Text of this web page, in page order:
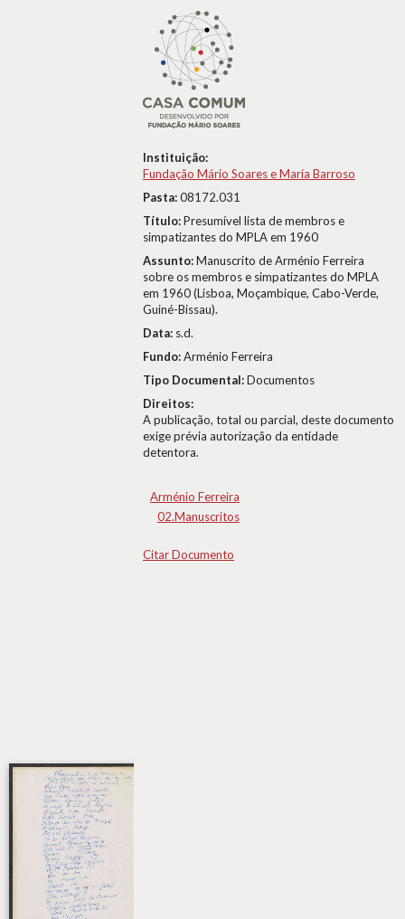
Instituição:
Fundação Mário Soares e Maria Barroso
Pasta:08172.031
Título:Presumível lista de membros e
simpatizantes do MPLA em 1960
Assunto:Manuscrito de Arménio Ferreira
sobre os membros e simpatizantes do MPLA
em 1960 (Lisboa, Moçambique, Cabo-Verde,
Guiné-Bissau).
Data: s.d.
Fundo:Arménio Ferreira
Tipo Documental:Documentos
Direitos:
A publicação, total ou parcial, deste documento
exige prévia autorização da entidade
detentora.
Arménio Ferreira
02.Manuscritos
Citar Documento